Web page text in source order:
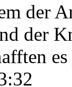
der
der